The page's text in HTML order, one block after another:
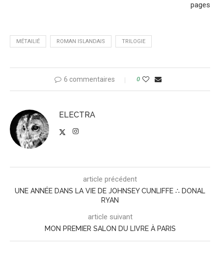
pages
MÉTAILIÉ ROMAN ISLANDAIS TRILOGIE
6 commentaires 0
ELECTRA
article précédent
UNE ANNÉE DANS LA VIE DE JOHNSEY CUNLIFFE ∴ DONAL
RYAN
article suivant
MON PREMIER SALON DU LIVRE À PARIS